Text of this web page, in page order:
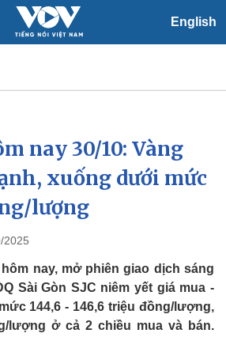
English
Xã hội
Tin 24h
Dự báo thời tiết
Giáo dục
Dấu ấn VOV
nay 30/10: Vàng
xuống dưới mức
lượng
2025
hôm nay, mở phiên giao dịch sáng
Sài Gòn SJC niêm yết giá mua -
144,6 - 146,6 triệu đồng/lượng,
lượng ở cả 2 chiều mua và bán.